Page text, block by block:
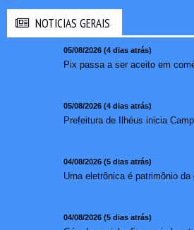
NOTICIAS GERAIS
05/08/2026 (4 dias atrás)
05/08/2026 (4 dias atrás)
04/08/2026 (5 dias atrás)
04/08/2026 (5 dias atrás)